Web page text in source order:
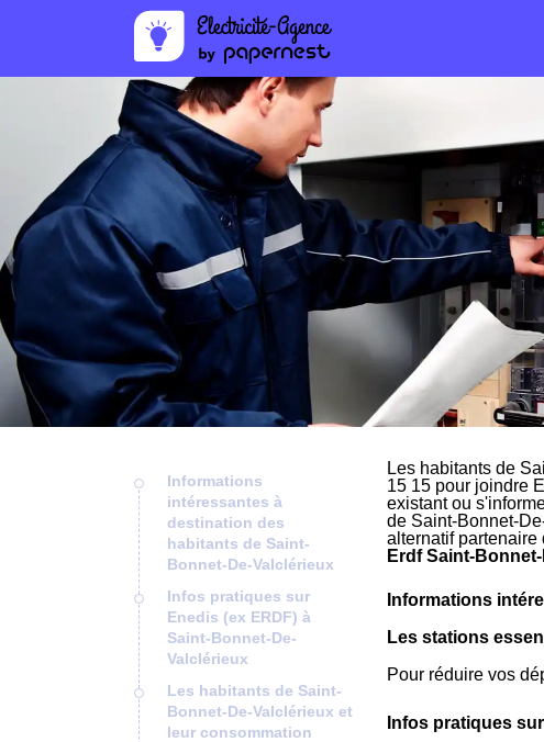
Informations
intéressantes à
destination des
habitants de Saint-
Bonnet-De-Valclérieux
Infos pratiques sur
Enedis (ex ERDF) à
Saint-Bonnet-De-
Valclérieux
Les habitants de Saint-
Bonnet-De-Valclérieux et
leur consommation
Les habitants de
15 15 pour joindre
existant ou
de Saint-Bonnet-
alternatif partenaire
Erdf Saint-
Informations
Les stations
Pour réduire vos
Infos pratiques